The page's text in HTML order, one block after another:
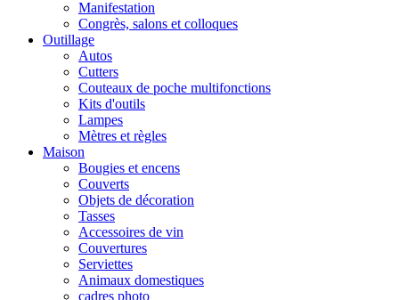
Manifestation
Congrès, salons et colloques
Outillage
Autos
Cutters
Couteaux de poche multifonctions
Kits d'outils
Lampes
Mètres et règles
Maison
Bougies et encens
Couverts
Objets de décoration
Tasses
Accessoires de vin
Couvertures
Serviettes
Animaux domestiques
cadres photo